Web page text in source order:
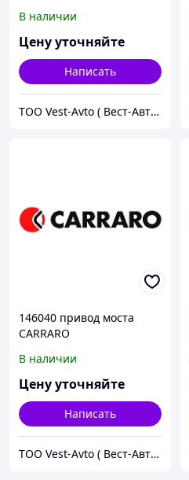
В наличии
Цену уточняйте
Написать
ТОО Vest-Avto ( Вест-Авто )
146040 привод моста
CARRARO
В наличии
Цену уточняйте
Написать
ТОО Vest-Avto ( Вест-Авто )